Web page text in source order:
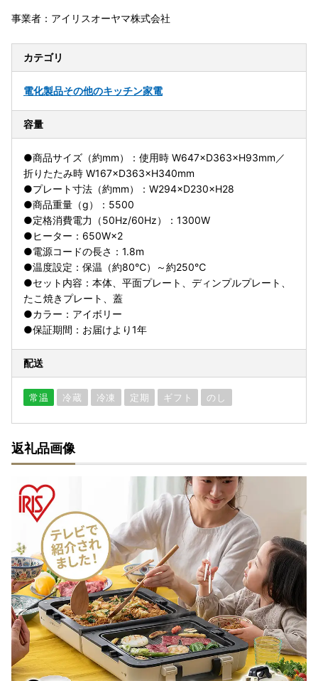
事業者：アイリスオーヤマ株式会社
カテゴリ
電化製品その他のキッチン家電
容量
●商品サイズ（約mm）：使用時 W647×D363×H93mm／
折りたたみ時 W167×D363×H340mm
●プレート寸法（約mm）：W294×D230×H28
●商品重量（g）：5500
●定格消費電力（50Hz/60Hz）：1300W
●ヒーター：650W×2
●電源コードの長さ：1.8m
●温度設定：保温（約80℃）～約250℃
●セット内容：本体、平面プレート、ディンプルプレート、
たこ焼きプレート、蓋
●カラー：アイボリー
●保証期間：お届けより1年
配送
常温 冷蔵 冷凍 定期 ギフト のし
返礼品画像